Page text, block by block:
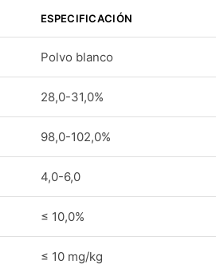
ESPECIFICACIÓN
Polvo blanco
28,0-31,0%
98,0-102,0%
4,0-6,0
≤ 10,0%
≤ 10 mg/kg